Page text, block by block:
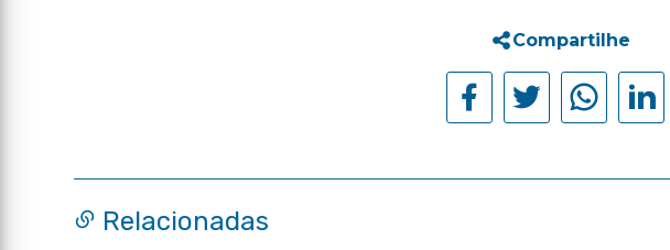
Compartilhe
Relacionadas